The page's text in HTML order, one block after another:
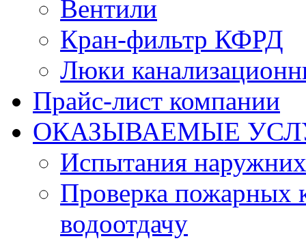
Вентили
Кран-фильтр КФРД
Люки
Прайс-лист компании
ОКАЗЫВАЕМЫЕ
Испытания
Проверка пожарных
водоотдачу